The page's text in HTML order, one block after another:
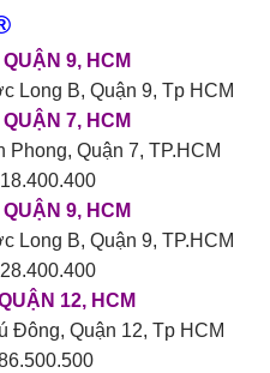
9, HCM
Long B, Quận 9, Tp HCM
7, HCM
Quận 7, TP.HCM
9, HCM
Long B, Quận 9, TP.HCM
12, HCM
Đông, Quận 12, Tp HCM